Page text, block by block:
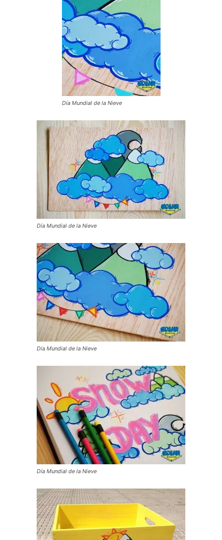
Día Mundial de la Nieve
Día Mundial de la Nieve
Día Mundial de la Nieve
Día Mundial de la Nieve